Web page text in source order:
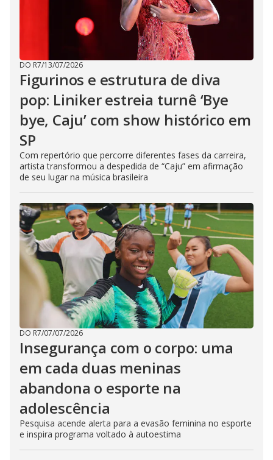
DO R7/13/07/2026
Figurinos e estrutura de diva
pop: Liniker estreia turnê ‘Bye
bye, Caju’ com show histórico em
SP
Com repertório que percorre diferentes fases da carreira,
artista transformou a despedida de “Caju” em afirmação
de seu lugar na música brasileira
DO R7/07/07/2026
Insegurança com o corpo: uma
em cada duas meninas
abandona o esporte na
adolescência
Pesquisa acende alerta para a evasão feminina no esporte
e inspira programa voltado à autoestima